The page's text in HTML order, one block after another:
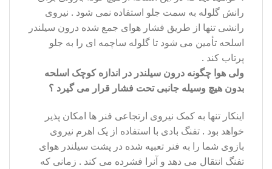
رانش گلوله به سمت جلو استفاده نمی شود . نیروی
رانشی تنها از طریق فشار هوای جمع شده درون سیلندر
اسلحه تأمین می شود تا گلوله ساچمه ای را به جلو
پرتاب کند .
ولی هوا چگونه درون سیلندر در اندازه کوچک اسلحه
بدون هیچ وسیله جانبی تحت فشار قرار می گیرد ؟
اینکار تنها به کمک نیروی ارتجاعی فنر ها امکان پذیر
خواهد بود . تفنگ بادی با استفاده از یک اهرم نیروی
بازوی شما را به فنر تعبیه شده در پشت سیلندر هوای
تفنگ انتقال می دهد و آنرا فشرده می کند . زمانی که